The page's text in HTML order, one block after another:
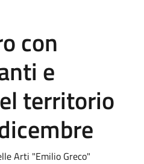
con
e
territorio
Arti "Emilio Greco"